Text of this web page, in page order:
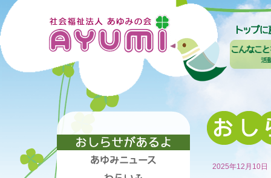
2025年12月10日